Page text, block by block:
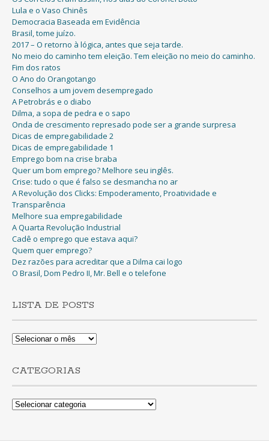
Lula e o Vaso Chinês
Democracia Baseada em Evidência
Brasil, tome juízo.
2017 – O retorno à lógica, antes que seja tarde.
No meio do caminho tem eleição. Tem eleição no meio do caminho.
Fim dos ratos
O Ano do Orangotango
Conselhos a um jovem desempregado
A Petrobrás e o diabo
Dilma, a sopa de pedra e o sapo
Onda de crescimento represado pode ser a grande surpresa
Dicas de empregabilidade 2
Dicas de empregabilidade 1
Emprego bom na crise braba
Quer um bom emprego? Melhore seu inglês.
Crise: tudo o que é falso se desmancha no ar
A Revolução dos Clicks: Empoderamento, Proatividade e
Transparência
Melhore sua empregabilidade
A Quarta Revolução Industrial
Cadê o emprego que estava aqui?
Quem quer emprego?
Dez razões para acreditar que a Dilma cai logo
O Brasil, Dom Pedro II, Mr. Bell e o telefone
LISTA DE POSTS
Lista
CATEGORIAS
Categorias